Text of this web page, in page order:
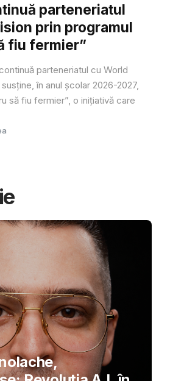
parteneriatul
prin programul
fiu fermier”
parteneriatul cu World
în anul școlar 2026-2027,
să fiu fermier”, o inițiativă care